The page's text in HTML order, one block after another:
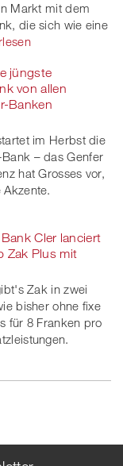
Markt mit dem
die sich wie eine
jüngste
von allen
Banken
im Herbst die
– das Genfer
hat Grosses vor,
Cler lanciert
Zak Plus mit
Zak in zwei
bisher ohne fixe
für 8 Franken pro